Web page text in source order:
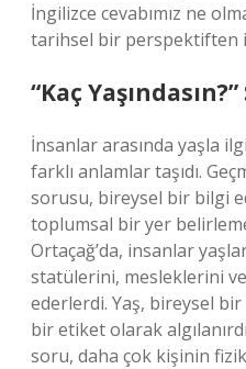
İngilizce cevabımız ne
tarihsel bir perspektiften
“Kaç
İnsanlar arasında yaşla
farklı anlamlar taşıdı.
sorusu, bireysel bir bilgi
toplumsal bir yer
Ortaçağ’da, insanlar
statülerini, mesleklerini
ederlerdi. Yaş, bireysel
bir etiket olarak
soru, daha çok kişinin